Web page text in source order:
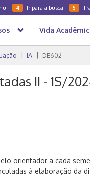
4 Ir para a busca 5
Vida
IA DE602
II - 1S/
orientador a cada
à elaboração da